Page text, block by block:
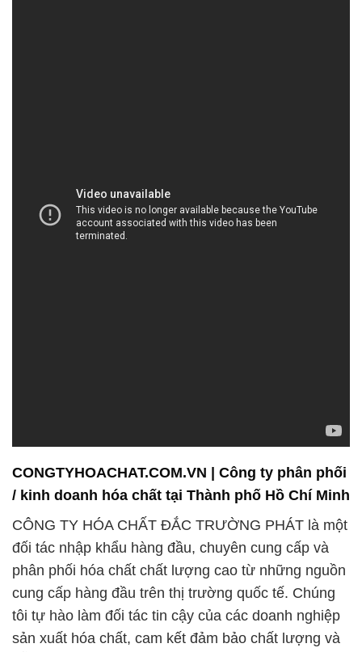
CONGTYHOACHAT.COM.VN | Công ty phân phối
/ kinh doanh hóa chất tại Thành phố Hồ Chí Minh
CÔNG TY HÓA CHẤT ĐẮC TRƯỜNG PHÁT là một
đối tác nhập khẩu hàng đầu, chuyên cung cấp và
phân phối hóa chất chất lượng cao từ những nguồn
cung cấp hàng đầu trên thị trường quốc tế. Chúng
tôi tự hào làm đối tác tin cậy của các doanh nghiệp
sản xuất hóa chất, cam kết đảm bảo chất lượng và